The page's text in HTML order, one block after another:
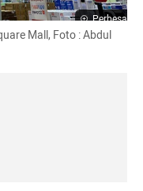
Perbesar
Mall, Foto : Abdul